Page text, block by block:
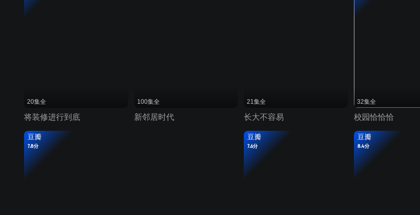
20集全
将装修进行到底
100集全
新邻居时代
21集全
长大不容易
32集全
校园恰恰恰
豆瓣
7.8分
豆瓣
7.6分
豆瓣
8.4分